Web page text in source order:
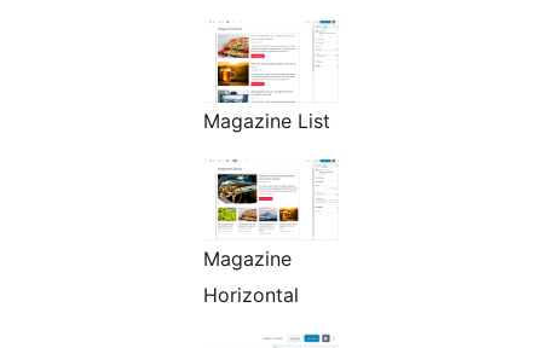
Magazine List
Magazine
Horizontal